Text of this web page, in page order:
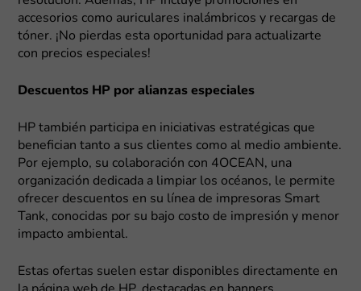
accesorios como auriculares inalámbricos y recargas de
tóner. ¡No pierdas esta oportunidad para actualizarte
con precios especiales!
Descuentos HP por alianzas especiales
HP también participa en iniciativas estratégicas que
benefician tanto a sus clientes como al medio ambiente.
Por ejemplo, su colaboración con 4OCEAN, una
organización dedicada a limpiar los océanos, le permite
ofrecer descuentos en su línea de impresoras Smart
Tank, conocidas por su bajo costo de impresión y menor
impacto ambiental.
Estas ofertas suelen estar disponibles directamente en